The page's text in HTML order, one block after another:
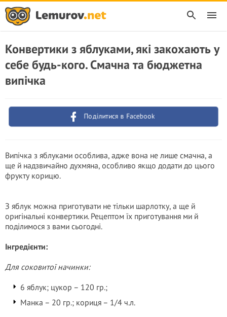
Конвертики з яблуками, які закохають у
себе будь-кого. Смачна та бюджетна
випічка
Поділитися в Facebook
Випічка з яблуками особлива, адже вона не лише смачна, а
ще й надзвичайно духмяна, особливо якщо додати до цього
фрукту корицю.
З яблук можна приготувати не тільки шарлотку, а ще й
оригінальні конвертики. Рецептом їх приготування ми й
поділимося з вами сьогодні.
Інгредієнти:
Для соковитої начинки:
6 яблук; цукор – 120 гр.;
Манка – 20 гр.; кориця – 1/4 ч.л.